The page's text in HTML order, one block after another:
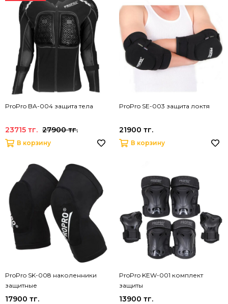
ProPro BA-004 защита тела
23715 тг. 27900 тг.
В корзину
ProPro SE-003 защита локтя
21900 тг.
В корзину
ProPro SK-008 наколенники
защитные
17900 тг.
ProPro KEW-001 комплект
защиты
13900 тг.